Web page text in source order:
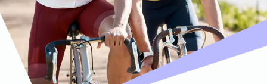
Wohnungsschutzbrief
Zur
Produktübersicht
Gewässerschadenhaftpflicht
Zur
Produktübersicht
Produktübersicht
Reisehaftpflichtversicherung
Reiserücktrittsversicherung
Produktübersicht
Produktübersicht
Produktübersicht
Montageversicherung
Zur
Produktübersicht
Gruppenunfall für
Betriebe
Gruppenunfall für
Kunstversicherung
Ausstellungsversicherung
Valorenversicherung